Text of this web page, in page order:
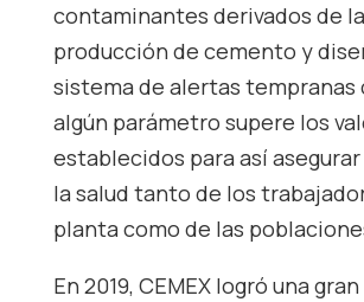
contaminantes derivados de la
producción de cemento y
sistema de alertas tempranas
algún parámetro supere los
establecidos para así
la salud tanto de los
planta como de las
En 2019, CEMEX logró una